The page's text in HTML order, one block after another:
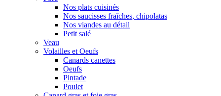
Nos plats cuisinés
Nos saucisses fraîches, chipolatas
Nos viandes au détail
Petit salé
Veau
Volailles et Oeufs
Canards canettes
Oeufs
Pintade
Poulet